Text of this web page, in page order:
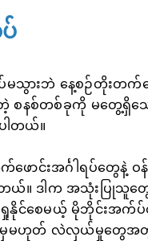
ပ်မသွားဘဲ နေ့စဉ်တိုးတ
တဲ့ စနစ်တစ်ခုကို မတွေ့ရှိ
ပါတယ်။
ာင်းအင်္ဂါရပ်တွေနဲ့ ဝ
တယ်။ ဒါက အသုံးပြုသူ
ရှုနိုင်စေမယ့် မိုဘိုင်းအ
း ဒါမှမဟုတ် လဲလှယ်မှုတွ